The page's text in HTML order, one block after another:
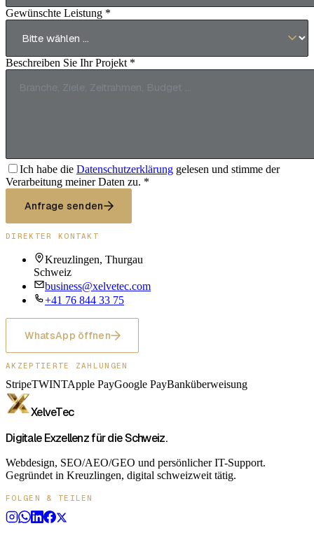
Gewünschte Leistung *
Beschreiben Sie Ihr Projekt *
Ich habe die Datenschutzerklärung gelesen und stimme der
Verarbeitung meiner Daten zu. *
Anfrage senden
DIREKTER KONTAKT
Kreuzlingen, Thurgau
Schweiz
business@xelvetec.com
+41 76 844 33 75
WhatsApp öffnen
AKZEPTIERTE ZAHLUNGEN
StripeTWINTApple PayGoogle PayBanküberweisung
XelveTec
Digitale Exzellenz für die Schweiz.
Webdesign, SEO/AEO/GEO und persönlicher IT-Support.
Gegründet in Kreuzlingen, digital schweizweit tätig.
FOLGEN & TEILEN